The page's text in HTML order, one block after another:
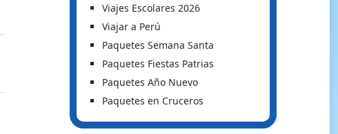
Viajes Escolares 2026
Viajar a Perú
Paquetes Semana Santa
Paquetes Fiestas Patrias
Paquetes Año Nuevo
Paquetes en Cruceros